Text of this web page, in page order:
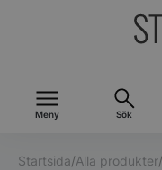
Meny Sök
Startsida/Alla produkter/